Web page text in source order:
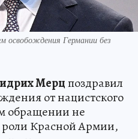
освобождения Германии без
Мерцпоздравил
от нацистского
обращении не
Красной Армии,